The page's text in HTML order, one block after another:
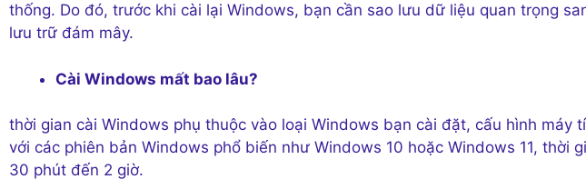
thống. Do đó, trước khi cài lại Windows, bạn cần sao lưu dữ liệu quan trọng
lưu trữ đám mây.
Cài Windows mất bao lâu?
thời gian cài Windows phụ thuộc vào loại Windows bạn cài đặt, cấu hình máy
với các phiên bản Windows phổ biến như Windows 10 hoặc Windows 11, thời
30 phút đến 2 giờ.